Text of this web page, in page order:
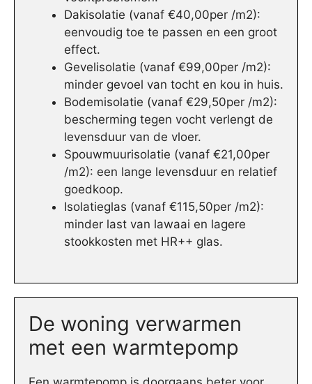
Dakisolatie (vanaf €40,00per /m2):
eenvoudig toe te passen en een groot
effect.
Gevelisolatie (vanaf €99,00per /m2):
minder gevoel van tocht en kou in huis.
Bodemisolatie (vanaf €29,50per /m2):
bescherming tegen vocht verlengt de
levensduur van de vloer.
Spouwmuurisolatie (vanaf €21,00per
/m2): een lange levensduur en relatief
goedkoop.
Isolatieglas (vanaf €115,50per /m2):
minder last van lawaai en lagere
stookkosten met HR++ glas.
De woning verwarmen
met een warmtepomp